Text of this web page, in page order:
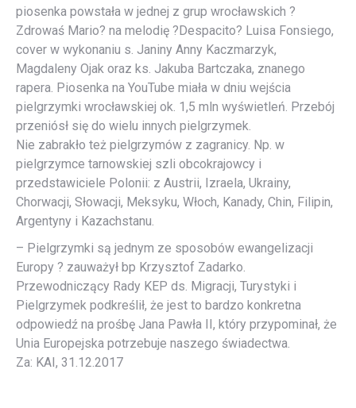
piosenka powstała w jednej z grup wrocławskich ?
Zdrowaś Mario? na melodię ?Despacito? Luisa Fonsiego,
cover w wykonaniu s. Janiny Anny Kaczmarzyk,
Magdaleny Ojak oraz ks. Jakuba Bartczaka, znanego
rapera. Piosenka na YouTube miała w dniu wejścia
pielgrzymki wrocławskiej ok. 1,5 mln wyświetleń. Przebój
przeniósł się do wielu innych pielgrzymek.
Nie zabrakło też pielgrzymów z zagranicy. Np. w
pielgrzymce tarnowskiej szli obcokrajowcy i
przedstawiciele Polonii: z Austrii, Izraela, Ukrainy,
Chorwacji, Słowacji, Meksyku, Włoch, Kanady, Chin, Filipin,
Argentyny i Kazachstanu.
– Pielgrzymki są jednym ze sposobów ewangelizacji
Europy ? zauważył bp Krzysztof Zadarko.
Przewodniczący Rady KEP ds. Migracji, Turystyki i
Pielgrzymek podkreślił, że jest to bardzo konkretna
odpowiedź na prośbę Jana Pawła II, który przypominał, że
Unia Europejska potrzebuje naszego świadectwa.
Za: KAI, 31.12.2017